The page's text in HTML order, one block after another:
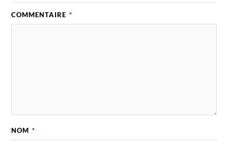
COMMENTAIRE *
NOM *